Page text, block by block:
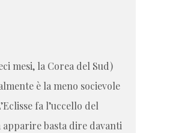
mesi, la Corea del Sud)
è la meno socievole
fa l’uccello del
apparire basta dire davanti